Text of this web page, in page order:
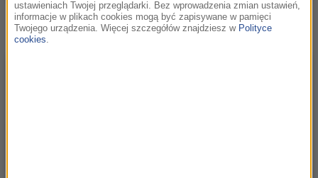
19. Festiwalu Muzyki Filmowej!
ustawieniach Twojej przeglądarki. Bez wprowadzenia zmian ustawień,
informacje w plikach cookies mogą być zapisywane w pamięci
Twojego urządzenia. Więcej szczegółów znajdziesz w Polityce
cookies.